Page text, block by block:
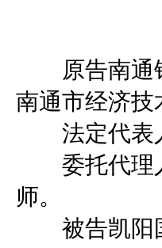
原告南通钰
南通市经济技
法定代表
委托代理人
师。
被告凯阳国